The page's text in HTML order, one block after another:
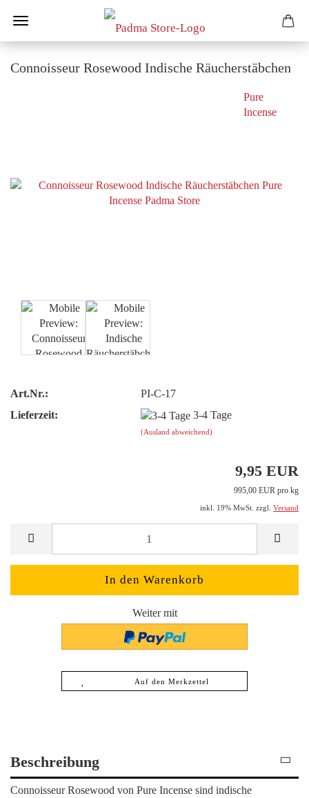
Connoisseur Rosewood Indische Räucherstäbchen
Pure
Incense
Art.Nr.:
PI-C-17
Lieferzeit:
3-4 Tage
(Ausland abweichend)
9,95 EUR
995,00 EUR pro kg
inkl. 19% MwSt. zzgl. Versand
Weiter mit
Auf den Merkzettel
Beschreibung
Connoisseur Rosewood von Pure Incense sind indische